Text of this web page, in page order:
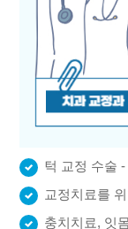
턱 교정 수술
교정치료를
충치치료, 잇